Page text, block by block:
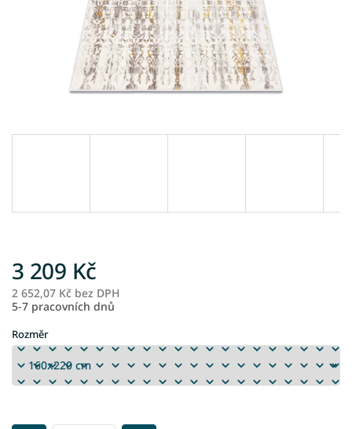
3 209 Kč
2 652,07 Kč bez DPH
5-7 pracovních dnů
Rozměr